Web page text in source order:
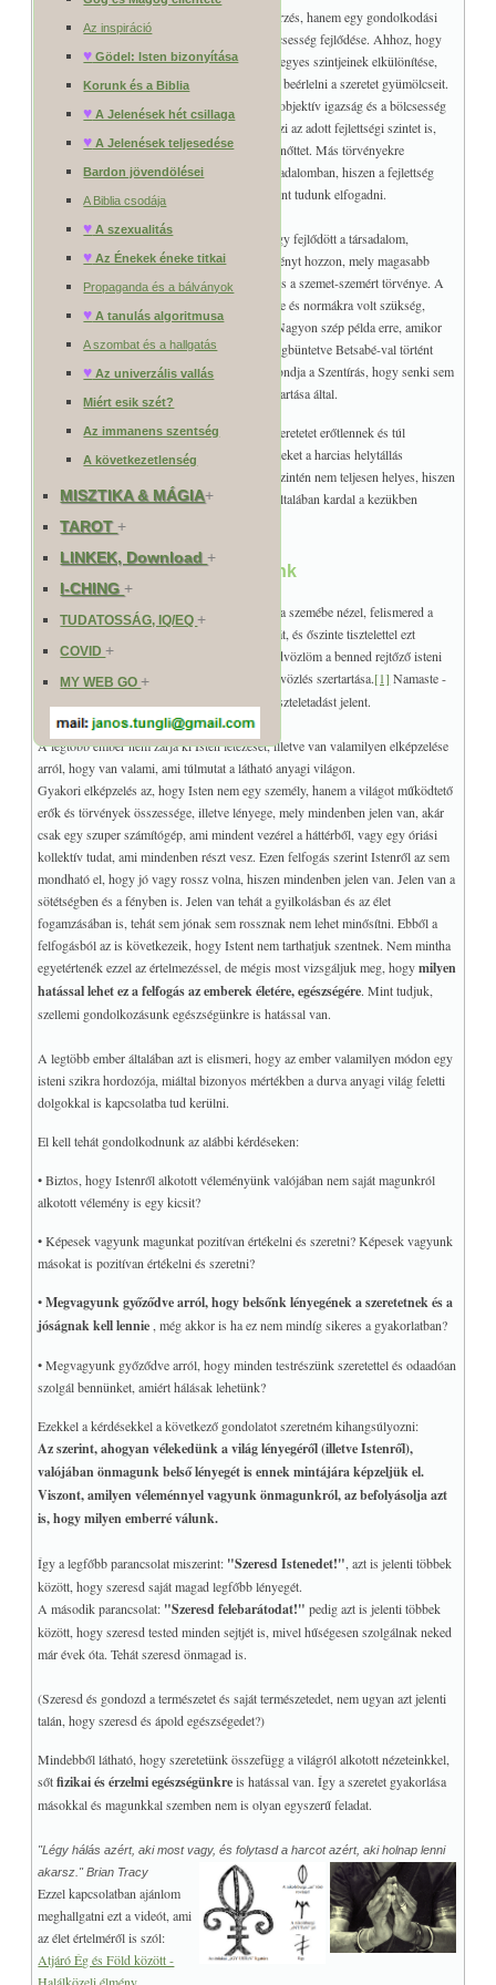
Az inspiráció
♥ Gödel: Isten bizonyítása
Korunk és a Biblia
♥ A Jelenések hét csillaga
♥ A Jelenések teljesedése
Bardon jövendölései
A Biblia csodája
♥ A szexualitás
♥ Az Énekek éneke titkai
Propaganda és a bálványok
♥ A tanulás algoritmusa
A szombat és a hallgatás
♥ Az univerzális vallás
Miért esik szét?
Az immanens szentség
A következetlenség
MISZTIKA & MÁGIA+
TAROT+
LINKEK, Download+
I-CHING+
TUDATOSSÁG, IQ/EQ+
COVID+
MY WEB GO+
Ebben az értelemben a szeretet nem csak egy érzés, hanem egy gondolkodási
mód is, melynek törvényszerű velejárója a bölcsesség fejlődése. Ahhoz, hogy
szeretetben tudjunk élni, fontos a jó és a rossz egyes szintjeinek elkülönítése,
hiszen helytelen cselekedetekkel nagyon nehéz beérlelni a szeretet gyümölcseit.
Így a valódi szeretet a gyakorlatban mindíg az objektív igazság és a bölcsesség
feltárására törekszik. Ezenfelül figyelembe veszi az adott fejlettségi szintet is,
mivel másként ítél meg egy gyereket és egy felnőttet. Más törvényekre
támaszkodik egy fejletlen és egy fejlettebb társadalomban, hiszen a fejlettség
szintje szerint változik, amit objektív igazságként tudunk elfogadni.
Jól látható mindez Jézus tanításában, mert ahogy fejlődött a társadalom,
lehetősége volt a szeretetnek arra, hogy új törvényt hozzon, mely magasabb
igazságokra támaszkodik, mint a fogat-fogért és a szemet-szemért törvénye. A
régebbi korokban viszont még más törvényekre és normákra volt szükség,
melyek elfogadhatók voltak a kor népeinek. ( Nagyon szép példa erre, amikor
Dávid király saját igazságérzete szerint volt megbüntetve Betsabé-val történt
bűne miatt, de nem a törvény szerint.) Ezért mondja a Szentírás, hogy senki sem
válik Isten előtt igazzá a törvények (a Tóra) betartása által.
Sokan viszont a problémák megoldásában a szeretetet erőtlennek és túl
gyengédnek tartják, mivel megfosztja az embereket a harcias helytállás
lehetőségétől. Ilyen értelmezése a szeretetnek szintén nem teljesen helyes, hiszen
Isten angyalai közt sok harcos angyal is van (általában kardal a kezükben
vannak ábrázolva).
Istenről alkotott elképzeléseink
Találkozol valakivel, mélyen a szemébe nézel, felismered a
benne rejtőző isteni esszenciát, és őszinte tisztelettel ezt
mondod: "Mély hódolattal üdvözlöm a benned rejtőző isteni
szellemet!" Ez a
üdvözlés szertartása.[1] Namaste -
szanszkrit szó, meghajlást, tiszteletadást jelent.
A legtöbb ember nem zárja ki Isten létezését, illetve van valamilyen elképzelése
arról, hogy van valami, ami túlmutat a látható anyagi világon.
Gyakori elképzelés az, hogy Isten nem egy személy, hanem a világot működtető
erők és törvények összessége, illetve lényege, mely mindenben jelen van, akár
csak egy szuper számítógép, ami mindent vezérel a háttérből, vagy egy óriási
kollektív tudat, ami mindenben részt vesz. Ezen felfogás szerint Istenről az sem
mondható el, hogy jó vagy rossz volna, hiszen mindenben jelen van. Jelen van a
sötétségben és a fényben is. Jelen van tehát a gyilkolásban és az élet
fogamzásában is, tehát sem jónak sem rossznak nem lehet minősítni. Ebből a
felfogásból az is következeik, hogy Istent nem tarthatjuk szentnek. Nem mintha
egyetértenék ezzel az értelmezéssel, de mégis most vizsgáljuk meg, hogymilyen
hatással lehet ez a felfogás az emberek életére, egészségére. Mint tudjuk,
szellemi gondolkozásunk egészségünkre is hatással van.
A legtöbb ember általában azt is elismeri, hogy az ember valamilyen módon egy
isteni szikra hordozója, miáltal bizonyos mértékben a durva anyagi világ feletti
dolgokkal is kapcsolatba tud kerülni.
El kell tehát gondolkodnunk az alábbi kérdéseken:
• Biztos, hogy Istenről alkotott véleményünk valójában nem saját magunkról
alkotott vélemény is egy kicsit?
• Képesek vagyunk magunkat pozitívan értékelni és szeretni? Képesek vagyunk
másokat is pozitívan értékelni és szeretni?
•Megvagyunk győződve arról, hogy belsőnk lényegének a szeretetnek és a
jóságnak kell lennie , még akkor is ha ez nem mindíg sikeres a gyakorlatban?
• Megvagyunk győződve arról, hogy minden testrészünk szeretettel és odaadóan
szolgál bennünket, amiért hálásak lehetünk?
Ezekkel a kérdésekkel a következő gondolatot szeretném kihangsúlyozni:
Az szerint, ahogyan vélekedünk a világ lényegéről (illetve Istenről),
valójában önmagunk belső lényegét is ennek mintájára képzeljük el.
Viszont, amilyen véleménnyel vagyunk önmagunkról, az befolyásolja azt
is, hogy milyen emberré válunk.
Így a legfőbb parancsolat miszerint: "Szeresd Istenedet!" , azt is jelenti többek
között, hogy szeresd saját magad legfőbb lényegét.
A második parancsolat: "Szeresd felebarátodat!" pedig azt is jelenti többek
között, hogy szeresd tested minden sejtjét is, mivel hűségesen szolgálnak neked
már évek óta. Tehát szeresd önmagad is.
(Szeresd és gondozd a természetet és saját természetedet, nem ugyan azt jelenti
talán, hogy szeresd és ápold egészségedet?)
Mindebből látható, hogy szeretetünk összefügg a világról alkotott nézeteinkkel,
sőtfizikai és érzelmi egészségünkreis hatással van. Így a szeretet gyakorlása
másokkal és magunkkal szemben nem is olyan egyszerű feladat.
"Légy hálás azért, aki most vagy, és folytasd a harcot azért, aki holnap lenni
akarsz." Brian Tracy
Ezzel kapcsolatban ajánlom
meghallgatni ezt a videót, ami
az élet értelméről is szól:
Atjáró Ég és Föld között -